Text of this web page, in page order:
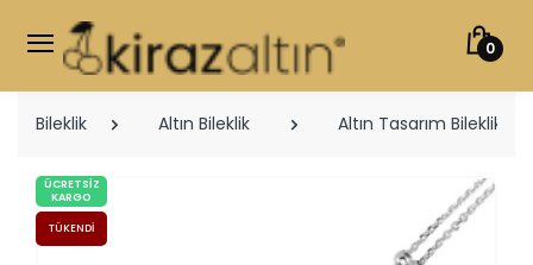
0
Bileklik Altın Bileklik Altın Tasarım Bileklikler
ÜCRETSIZ
KARGO
TÜKENDI